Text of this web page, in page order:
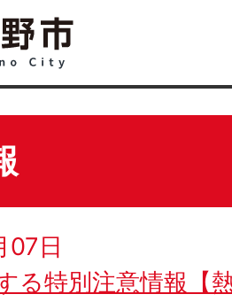
07日
る特別注意情報【